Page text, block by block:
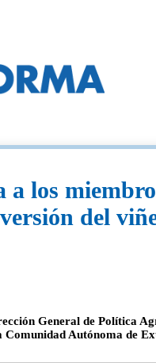
a los
del
General de Política
Autónoma de